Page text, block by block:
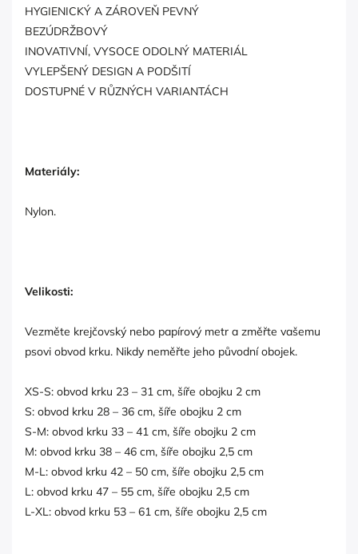
HYGIENICKÝ A ZÁROVEŇ PEVNÝ
BEZÚDRŽBOVÝ
INOVATIVNÍ, VYSOCE ODOLNÝ MATERIÁL
VYLEPŠENÝ DESIGN A PODŠITÍ
DOSTUPNÉ V RŮZNÝCH VARIANTÁCH
Materiály:
Nylon.
Velikosti:
Vezměte krejčovský nebo papírový metr a změřte vašemu
psovi obvod krku. Nikdy neměřte jeho původní obojek.
XS-S: obvod krku 23 – 31 cm, šíře obojku 2 cm
S: obvod krku 28 – 36 cm, šíře obojku 2 cm
S-M: obvod krku 33 – 41 cm, šíře obojku 2 cm
M: obvod krku 38 – 46 cm, šíře obojku 2,5 cm
M-L: obvod krku 42 – 50 cm, šíře obojku 2,5 cm
L: obvod krku 47 – 55 cm, šíře obojku 2,5 cm
L-XL: obvod krku 53 – 61 cm, šíře obojku 2,5 cm